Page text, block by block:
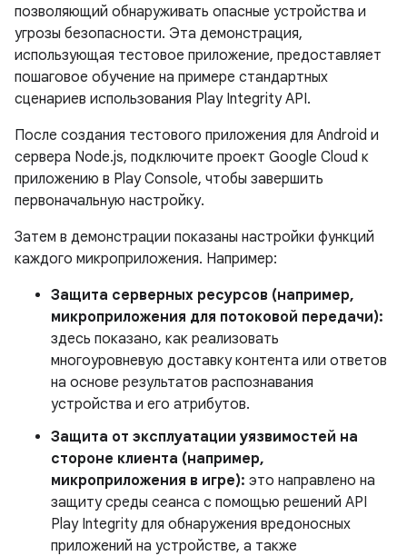
позволяющий обнаруживать опасные устройства и
угрозы безопасности. Эта демонстрация,
использующая тестовое приложение, предоставляет
пошаговое обучение на примере стандартных
сценариев использования Play Integrity API.
После создания тестового приложения для Android и
сервера Node.js, подключите проект Google Cloud к
приложению в Play Console, чтобы завершить
первоначальную настройку.
Затем в демонстрации показаны настройки функций
каждого микроприложения. Например:
Защита серверных ресурсов (например,
микроприложения для потоковой передачи):
здесь показано, как реализовать
многоуровневую доставку контента или ответов
на основе результатов распознавания
устройства и его атрибутов.
Защита от эксплуатации уязвимостей на
стороне клиента (например,
микроприложения в игре): это направлено на
защиту среды сеанса с помощью решений API
Play Integrity для обнаружения вредоносных
приложений на устройстве, а также